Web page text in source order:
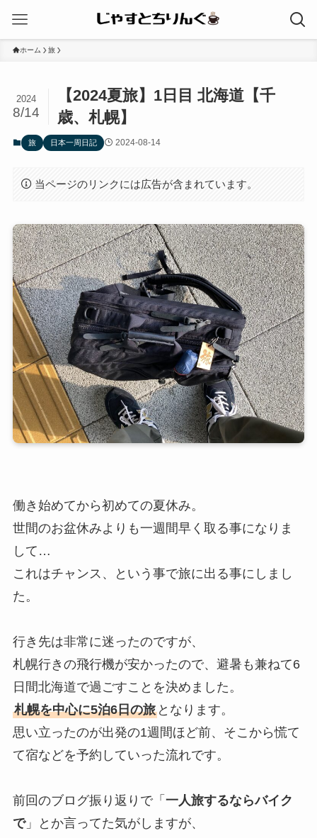
ホーム 旅
【2024夏旅】1日目 北海道【千
歳、札幌】
2024
8/14
旅 日本一周日記 2024-08-14
当ページのリンクには広告が含まれています。
働き始めてから初めての夏休み。
世間のお盆休みよりも一週間早く取る事になりま
して…
これはチャンス、という事で旅に出る事にしまし
た。
行き先は非常に迷ったのですが、
札幌行きの飛行機が安かったので、避暑も兼ねて6
日間北海道で過ごすことを決めました。
札幌を中心に5泊6日の旅となります。
思い立ったのが出発の1週間ほど前、そこから慌て
て宿などを予約していった流れです。
前回のブログ振り返りで「 一人旅するならバイク
で」とか言ってた気がしますが、